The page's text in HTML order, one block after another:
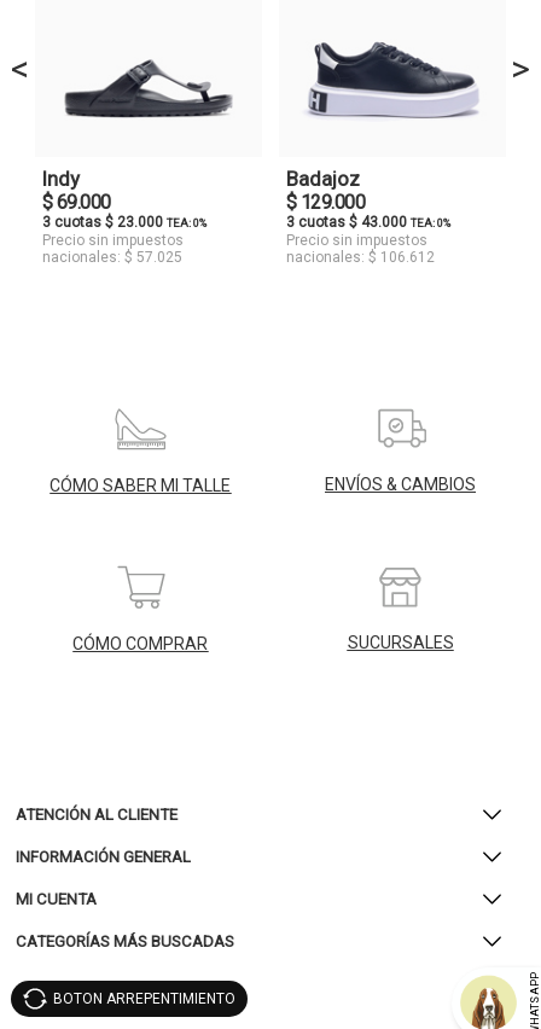
<
Indy
$ 69.000
3 cuotas $ 23.000 TEA: 0%
Precio sin impuestos
nacionales: $ 57.025
Badajoz
$ 129.000
3 cuotas $ 43.000 TEA: 0%
Precio sin impuestos
nacionales: $ 106.612
>
CÓMO SABER MI TALLE ENVÍOS & CAMBIOS
CÓMO COMPRAR SUCURSALES
ATENCIÓN AL CLIENTE
INFORMACIÓN GENERAL
MI CUENTA
CATEGORÍAS MÁS BUSCADAS
WHATSAPP
BOTON ARREPENTIMIENTO